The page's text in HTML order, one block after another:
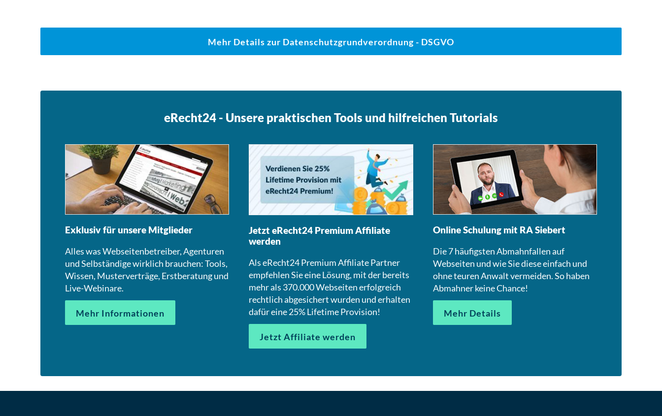
und
verwenden.
Mehr Details zur Datenschutzgrundverordnung - DSGVO
eRecht24 - Unsere praktischen Tools und hilfreichen Tutorials
Exklusiv für unsere Mitglieder
Alles was Webseitenbetreiber, Agenturen
und Selbständige wirklich brauchen: Tools,
Wissen, Musterverträge, Erstberatung und
Live-Webinare.
Mehr Informationen
Jetzt eRecht24 Premium Affiliate
werden
Als eRecht24 Premium Affiliate Partner
empfehlen Sie eine Lösung, mit der bereits
mehr als 370.000 Webseiten erfolgreich
rechtlich abgesichert wurden und erhalten
dafür eine 25% Lifetime Provision!
Jetzt Affiliate werden
Online Schulung mit RA Siebert
Die 7 häufigsten Abmahnfallen auf
Webseiten und wie Sie diese einfach und
ohne teuren Anwalt vermeiden. So haben
Abmahner keine Chance!
Mehr Details